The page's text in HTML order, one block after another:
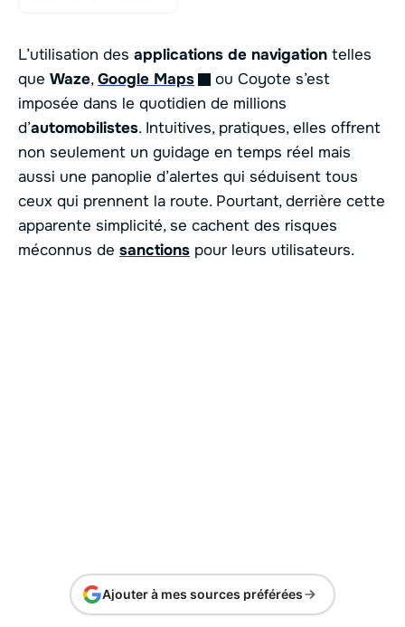
L’utilisation des applications de navigation telles
que Waze,Google Maps
ou Coyote s’est
imposée dans le quotidien de millions
d’automobilistes. Intuitives, pratiques, elles offrent
non seulement un guidage en temps réel mais
aussi une panoplie d’alertes qui séduisent tous
ceux qui prennent la route. Pourtant, derrière cette
apparente simplicité, se cachent des risques
méconnus de sanctions pour leurs utilisateurs.
Ajouter à mes sources préférées